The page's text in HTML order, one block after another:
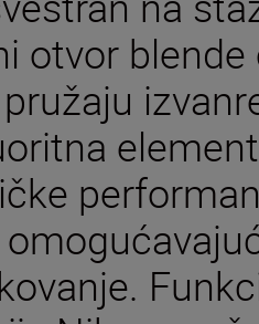
otvor